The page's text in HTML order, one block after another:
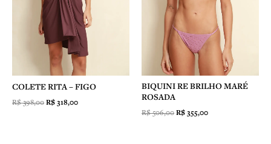
COLETE RITA – FIGO
R$398,00 R$ 318,00
BIQUINI RE BRILHO MARÉ
ROSADA
R$506,00 R$ 355,00